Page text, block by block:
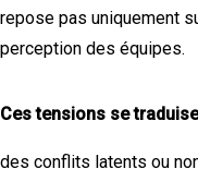
repose pas uniquement
perception des équipes.
Ces tensions se
des conflits latents ou